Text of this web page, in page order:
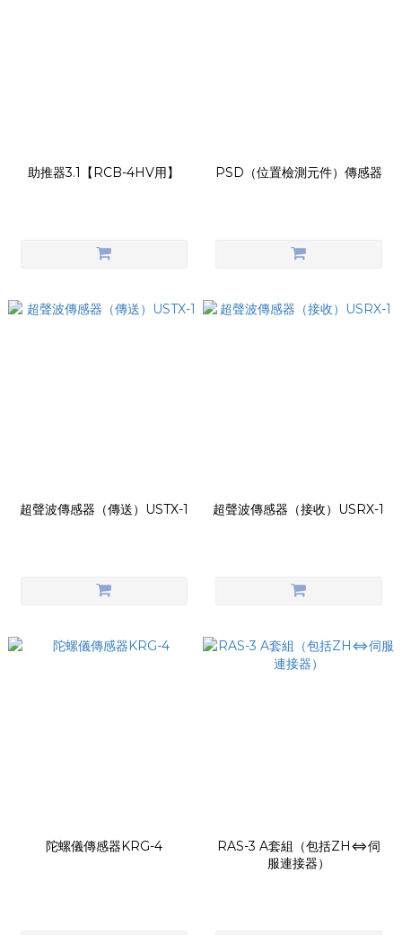
助推器3.1【RCB-4HV用】 PSD（位置檢測元件）傳感器
超聲波傳感器（傳送）USTX-1 超聲波傳感器（接收）USRX-1
陀螺儀傳感器KRG-4
RAS-3 A套組（包括ZH⇔伺
服連接器）